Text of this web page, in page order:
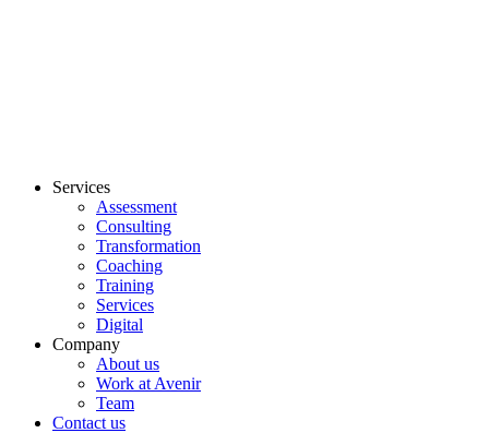
Services
Assessment
Consulting
Transformation
Coaching
Training
Services
Digital
Company
About us
Work at Avenir
Team
Contact us